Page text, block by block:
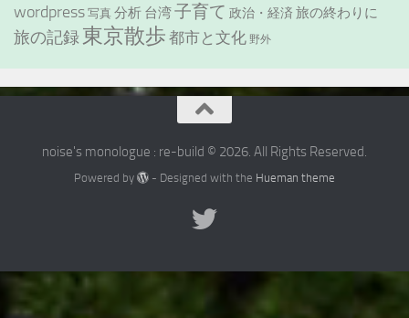
wordpress 写真 分析 台湾子育て 政治・経済 旅の終わりに
旅の記録東京散歩 都市と文化 野外
noise's monologue : re-build © 2026. All Rights Reserved.
Powered by - Designed with the Hueman theme